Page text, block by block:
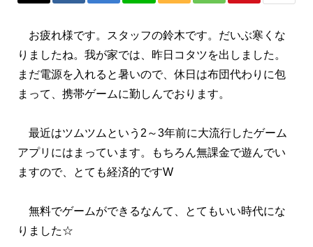
お疲れ様です。スタッフの鈴木です。だいぶ寒くな
りましたね。我が家では、昨日コタツを出しました。
まだ電源を入れると暑いので、休日は布団代わりに包
まって、携帯ゲームに勤しんでおります。
最近はツムツムという2～3年前に大流行したゲーム
アプリにはまっています。もちろん無課金で遊んでい
ますので、とても経済的ですW
無料でゲームができるなんて、とてもいい時代にな
りました☆